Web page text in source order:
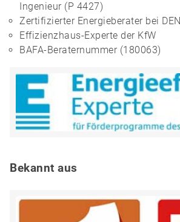
Ingenieur (P 4427)
Zertifizierter Energieberater bei
Effizienzhaus-Experte der KfW
BAFA-Beraternummer (180063)
Bekannt aus